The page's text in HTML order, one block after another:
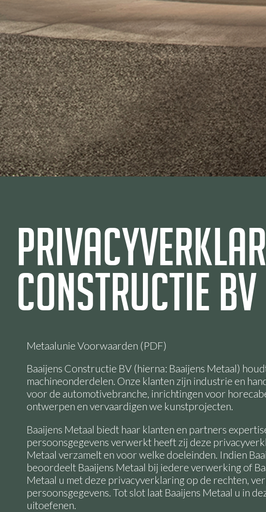
Constructie BV
Metaalunie Voorwaarden (PDF)
Baaijens Constructie BV (hierna: Baaijens Metaal)
machineonderdelen. Onze klanten zijn industrie en
voor de automotivebranche, inrichtingen voor
ontwerpen en vervaardigen we kunstprojecten.
Baaijens Metaal biedt haar klanten en partners
persoonsgegevens verwerkt heeft zij deze
Metaal verzamelt en voor welke doeleinden. Indien
beoordeelt Baaijens Metaal bij iedere verwerking of
Metaal u met deze privacyverklaring op de rechten,
persoonsgegevens. Tot slot laat Baaijens Metaal u in
uitoefenen.